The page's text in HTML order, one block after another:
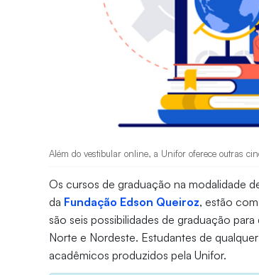
Além do vestibular online, a Unifor oferece outras
Os cursos de graduação na modalidade
da Fundação Edson Queiroz, estão
são seis possibilidades de graduação
Norte e Nordeste. Estudantes de
acadêmicos produzidos pela Unifor.